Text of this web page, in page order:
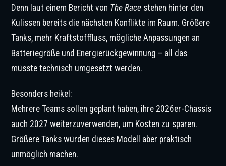
Denn laut einem Bericht von The Race stehen hinter den
Kulissen bereits die nächsten Konflikte im Raum. Größere
Tanks, mehr Kraftstofffluss, mögliche Anpassungen an
Batteriegröße und Energierückgewinnung – all das
müsste technisch umgesetzt werden.
Besonders heikel:
Mehrere Teams sollen geplant haben, ihre 2026er-Chassis
auch 2027 weiterzuverwenden, um Kosten zu sparen.
Größere Tanks würden dieses Modell aber praktisch
unmöglich machen.